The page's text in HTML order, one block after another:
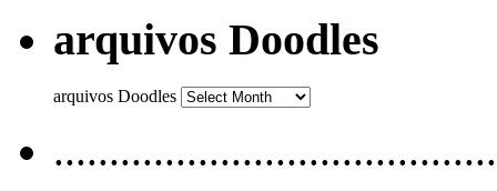
arquivos Doodles
arquivos Doodles